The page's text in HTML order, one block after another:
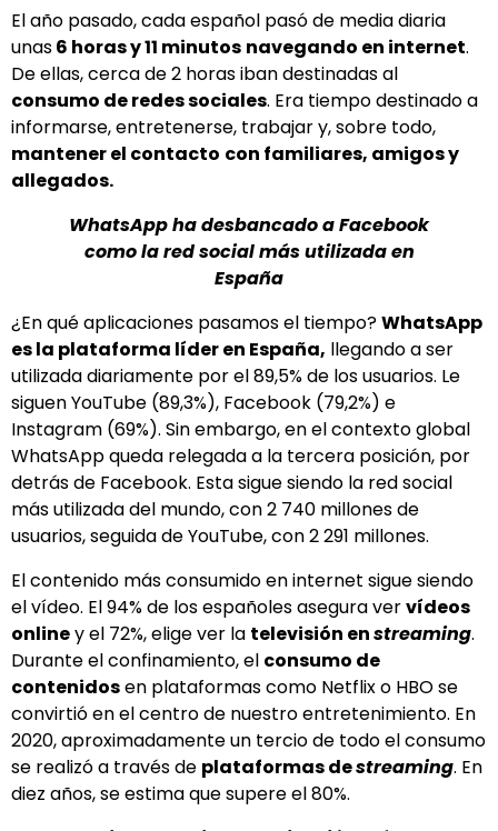
El año pasado, cada español pasó de media diaria
unas6 horas y 11 minutos navegando en internet.
De ellas, cerca de 2 horas iban destinadas al
consumo de redes sociales. Era tiempo destinado a
informarse, entretenerse, trabajar y, sobre todo,
mantener el contacto con familiares, amigos y
allegados.
WhatsApp ha desbancado a Facebook
como la red social más utilizada en
España
¿En qué aplicaciones pasamos el tiempo?WhatsApp
es la plataforma líder en España, llegando a ser
utilizada diariamente por el 89,5% de los usuarios. Le
siguen YouTube (89,3%), Facebook (79,2%) e
Instagram (69%). Sin embargo, en el contexto global
WhatsApp queda relegada a la tercera posición, por
detrás de Facebook. Esta sigue siendo la red social
más utilizada del mundo, con 2 740 millones de
usuarios, seguida de YouTube, con 2 291 millones.
El contenido más consumido en internet sigue siendo
el vídeo. El 94% de los españoles asegura vervídeos
onliney el 72%, elige ver la televisión enstreaming.
Durante el confinamiento, el consumo de
contenidosen plataformas como Netflix o HBO se
convirtió en el centro de nuestro entretenimiento. En
2020, aproximadamente un tercio de todo el consumo
se realizó a través de plataformas destreaming. En
diez años, se estima que supere el 80%.